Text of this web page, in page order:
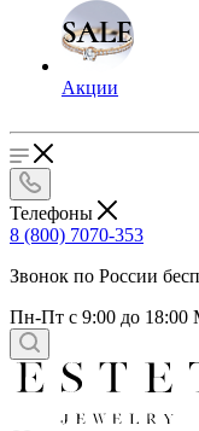
Акции
Телефоны
8 (800) 7070-353
Звонок по России
Пн-Пт с 9:00 до 18:00